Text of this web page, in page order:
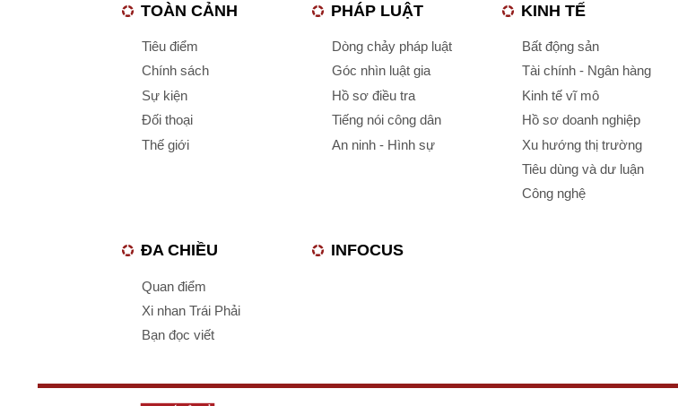
TOÀN CẢNH
Tiêu điểm
Chính sách
Sự kiện
Đối thoại
Thế giới
PHÁP LUẬT
Dòng chảy pháp luật
Góc nhìn luật gia
Hồ sơ điều tra
Tiếng nói công dân
An ninh - Hình sự
KINH TẾ
Bất động sản
Tài chính - Ngân hàng
Kinh tế vĩ mô
Hồ sơ doanh nghiệp
Xu hướng thị trường
Tiêu dùng và dư luận
Công nghệ
ĐA CHIỀU
Quan điểm
Xi nhan Trái Phải
Bạn đọc viết
INFOCUS